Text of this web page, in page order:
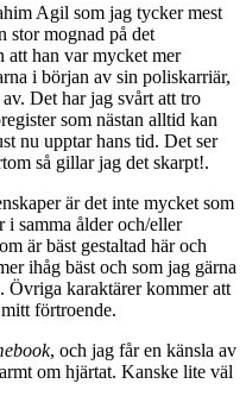
Agil som jag tycker mest
stor mognad på det
att han var mycket mer
i början av sin poliskarriär,
Det har jag svårt att tro
som nästan alltid kan
nu upptar hans tid. Det ser
så gillar jag det skarpt!.
är det inte mycket som
i samma ålder och/eller
är bäst gestaltad här och
ihåg bäst och som jag gärna
Övriga karaktärer kommer att
förtroende.
, och jag får en känsla av
om hjärtat. Kanske lite väl